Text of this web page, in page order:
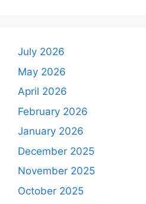
July 2026
May 2026
April 2026
February 2026
January 2026
December 2025
November 2025
October 2025